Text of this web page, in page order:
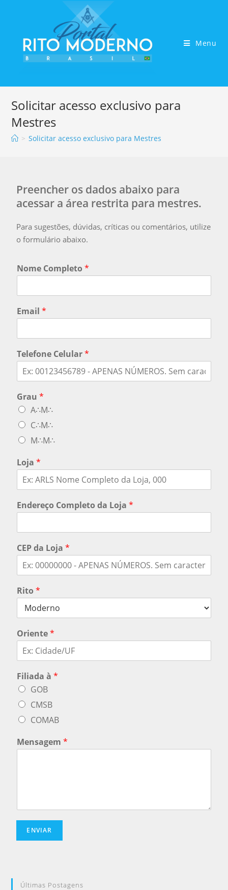
Menu
Solicitar acesso exclusivo para
Mestres
> Solicitar acesso exclusivo para Mestres
Preencher os dados abaixo para
acessar a área restrita para mestres.
Para sugestões, dúvidas, críticas ou comentários, utilize
o formulário abaixo.
Nome Completo*
Email*
Telefone Celular*
Grau*
A∴M∴
C∴M∴
M∴M∴
Loja*
Endereço Completo da Loja*
CEP da Loja*
Rito*
Oriente*
Filiada à*
GOB
CMSB
COMAB
Mensagem*
ENVIAR
Últimas Postagens